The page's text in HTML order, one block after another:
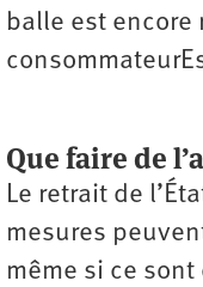
balle est encore
Que faire de
Le retrait de
mesures
même si ce